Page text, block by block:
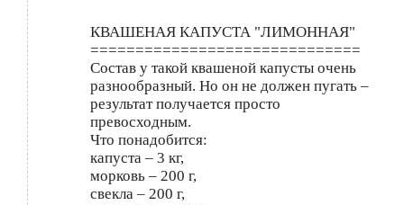
КВАШЕНАЯ КАПУСТА "ЛИМОННАЯ"
==============================
Состав у такой квашеной капусты очень
разнообразный. Но он не должен пугать –
результат получается просто
превосходным.
Что понадобится:
капуста – 3 кг,
морковь – 200 г,
свекла – 200 г,